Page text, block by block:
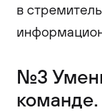
в
№3
команде.